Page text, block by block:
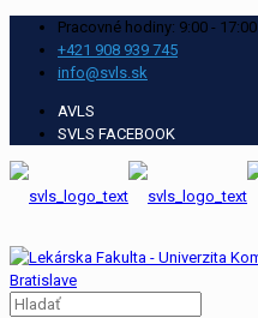
Pracovné hodiny: 9:00 - 17:00
+421 908 939 745
info@svls.sk
AVLS
SVLS FACEBOOK